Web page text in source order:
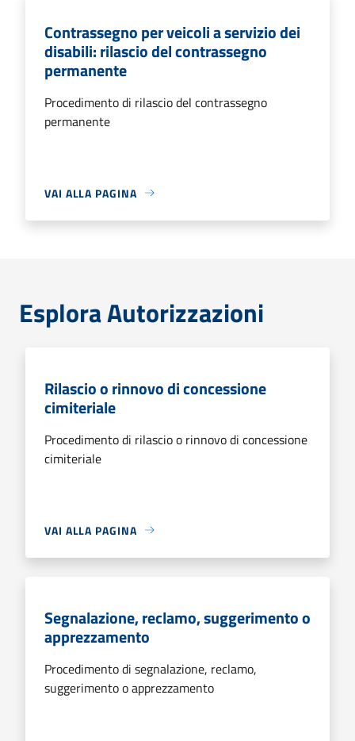
Contrassegno per veicoli a servizio dei
disabili: rilascio del contrassegno
permanente
Procedimento di rilascio del contrassegno
permanente
VAI ALLA PAGINA
Esplora Autorizzazioni
Rilascio o rinnovo di concessione
cimiteriale
Procedimento di rilascio o rinnovo di concessione
cimiteriale
VAI ALLA PAGINA
Segnalazione, reclamo, suggerimento o
apprezzamento
Procedimento di segnalazione, reclamo,
suggerimento o apprezzamento